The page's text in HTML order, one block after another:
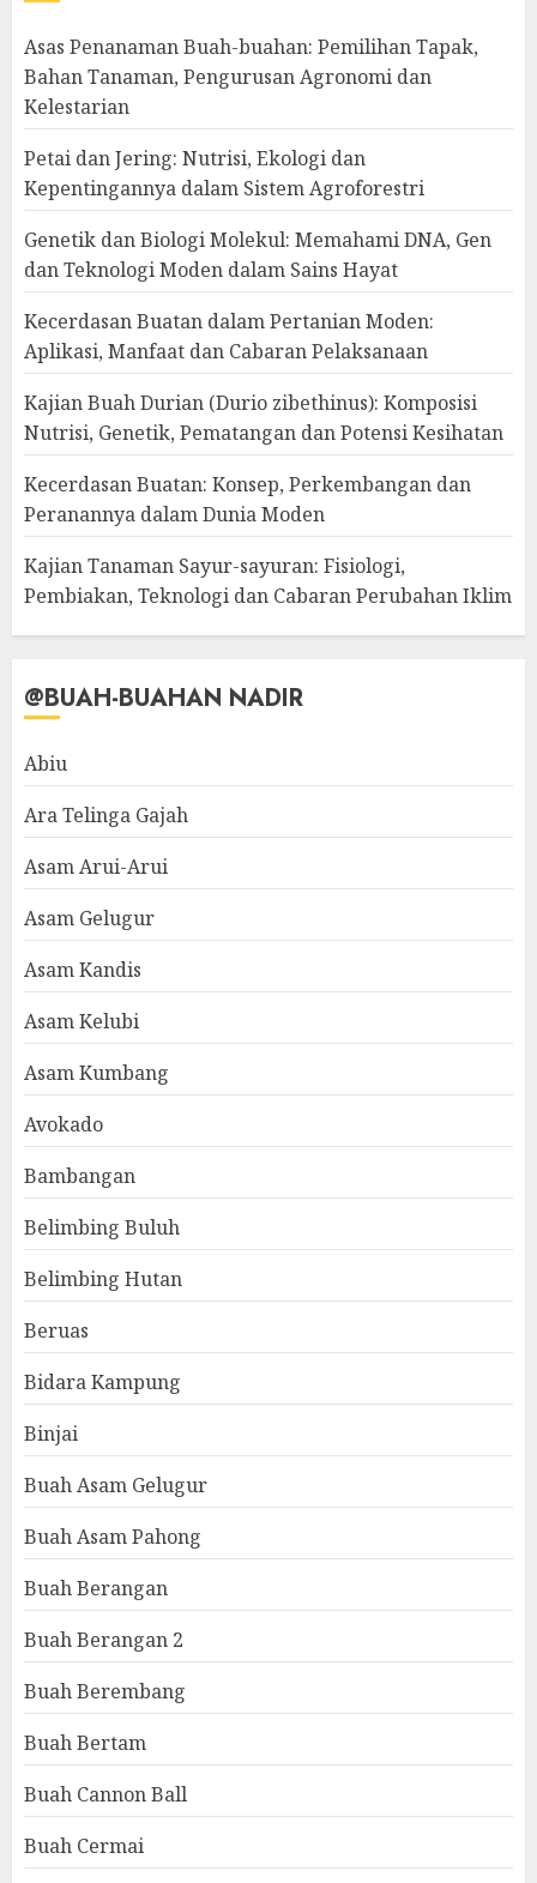
Asas Penanaman Buah-buahan: Pemilihan Tapak,
Bahan Tanaman, Pengurusan Agronomi dan
Kelestarian
Petai dan Jering: Nutrisi, Ekologi dan
Kepentingannya dalam Sistem Agroforestri
Genetik dan Biologi Molekul: Memahami DNA, Gen
dan Teknologi Moden dalam Sains Hayat
Kecerdasan Buatan dalam Pertanian Moden:
Aplikasi, Manfaat dan Cabaran Pelaksanaan
Kajian Buah Durian (Durio zibethinus): Komposisi
Nutrisi, Genetik, Pematangan dan Potensi Kesihatan
Kecerdasan Buatan: Konsep, Perkembangan dan
Peranannya dalam Dunia Moden
Kajian Tanaman Sayur-sayuran: Fisiologi,
Pembiakan, Teknologi dan Cabaran Perubahan Iklim
@BUAH-BUAHAN NADIR
Abiu
Ara Telinga Gajah
Asam Arui-Arui
Asam Gelugur
Asam Kandis
Asam Kelubi
Asam Kumbang
Avokado
Bambangan
Belimbing Buluh
Belimbing Hutan
Beruas
Bidara Kampung
Binjai
Buah Asam Gelugur
Buah Asam Pahong
Buah Berangan
Buah Berangan 2
Buah Berembang
Buah Bertam
Buah Cannon Ball
Buah Cermai